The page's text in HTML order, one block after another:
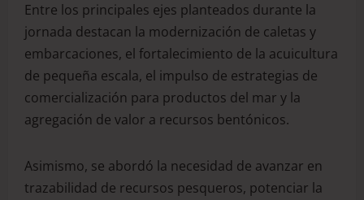
Entre los principales ejes planteados durante la
jornada destacan la modernización de caletas y
embarcaciones, el fortalecimiento de la acuicultura
de pequeña escala, el impulso de estrategias de
comercialización para productos del mar y la
agregación de valor a recursos bentónicos.
Asimismo, se abordó la necesidad de avanzar en
trazabilidad de recursos pesqueros, potenciar la